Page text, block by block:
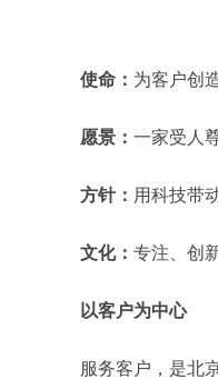
使命： 为客户创
愿景： 一家受人
方针： 用科技带
文化： 专注、创
以客户为中心
服务客户，是北